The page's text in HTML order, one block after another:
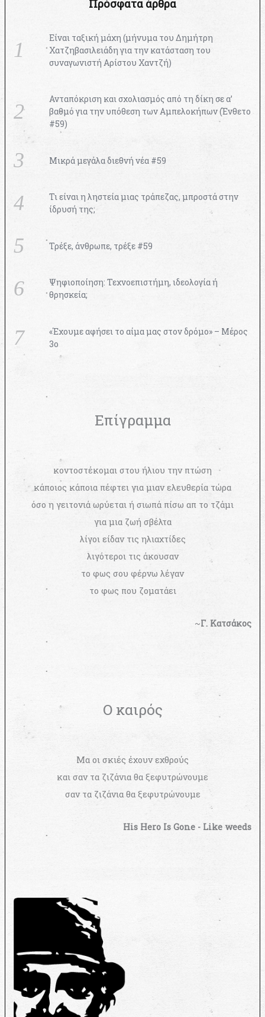
Πρόσφατα άρθρα
Είναι ταξική μάχη (μήνυμα του Δημήτρη
Χατζηβασιλειάδη για την κατάσταση του
συναγωνιστή Αρίστου Χαντζή)
Ανταπόκριση και σχολιασμός από τη δίκη σε α’
βαθμό για την υπόθεση των Αμπελοκήπων (Ένθετο
#59)
Μικρά μεγάλα διεθνή νέα #59
Τι είναι η ληστεία μιας τράπεζας, μπροστά στην
ίδρυσή της;
Τρέξε, άνθρωπε, τρέξε #59
Ψηφιοποίηση: Τεχνοεπιστήμη, ιδεολογία ή
θρησκεία;
«Έχουμε αφήσει το αίμα μας στον δρόμο» – Μέρος
3ο
Επίγραμμα
κοντοστέκομαι στου ήλιου την πτώση
κάποιος κάποια πέφτει για μιαν ελευθερία τώρα
όσο η γειτονιά ωρύεται ή σιωπά πίσω απ το τζάμι
για μια ζωή σβέλτα
λίγοι είδαν τις ηλιαχτίδες
λιγότεροι τις άκουσαν
το φως σου φέρνω λέγαν
το φως που ζοματάει
~Γ. Κατσάκος
Ο καιρός
Μα οι σκιές έχουν εχθρούς
και σαν τα ζιζάνια θα ξεφυτρώνουμε
σαν τα ζιζάνια θα ξεφυτρώνουμε
His Hero Is Gone - Like weeds